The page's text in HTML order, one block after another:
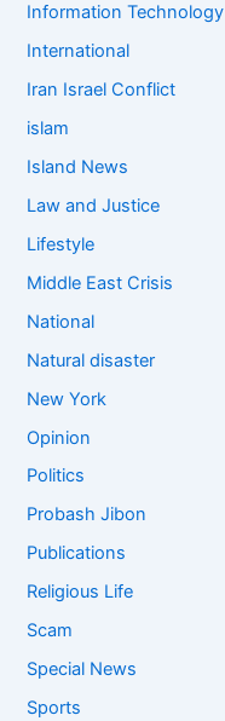
Information Technology
International
Iran Israel Conflict
islam
Island News
Law and Justice
Lifestyle
Middle East Crisis
National
Natural disaster
New York
Opinion
Politics
Probash Jibon
Publications
Religious Life
Scam
Special News
Sports